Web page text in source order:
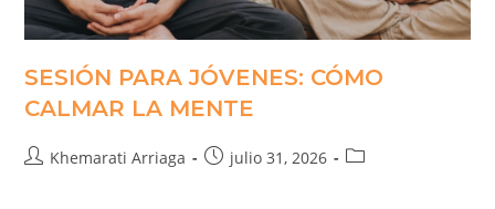
SESIÓN PARA JÓVENES: CÓMO
CALMAR LA MENTE
Khemarati Arriaga julio 31, 2026